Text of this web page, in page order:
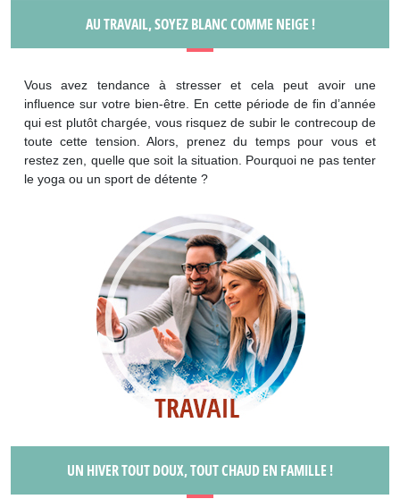
AU TRAVAIL, SOYEZ BLANC COMME NEIGE !
Vous avez tendance à stresser et cela peut avoir une
influence sur votre bien-être. En cette période de fin d’année
qui est plutôt chargée, vous risquez de subir le contrecoup de
toute cette tension. Alors, prenez du temps pour vous et
restez zen, quelle que soit la situation. Pourquoi ne pas tenter
le yoga ou un sport de détente ?
UN HIVER TOUT DOUX, TOUT CHAUD EN FAMILLE !